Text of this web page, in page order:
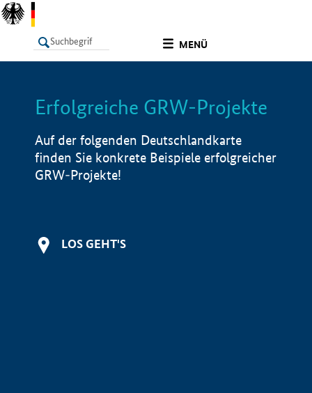
MENÜ
LISTE Info
Erfolgreiche GRW-Projekte
Auf der folgenden Deutschlandkarte
finden Sie konkrete Beispiele erfolgreicher
GRW-Projekte!
LOS GEHT'S